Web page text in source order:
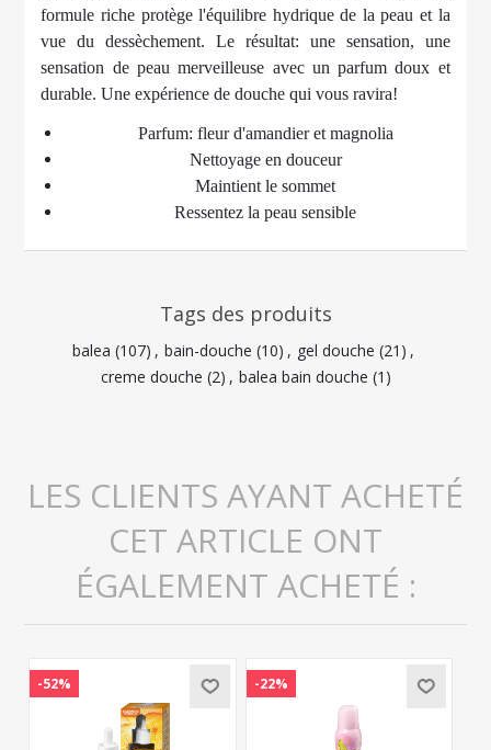
formule riche protège l'équilibre hydrique de la peau et la
vue du dessèchement. Le résultat: une sensation, une
sensation de peau merveilleuse avec un parfum doux et
durable. Une expérience de douche qui vous ravira!
Parfum: fleur d'amandier et magnolia
Nettoyage en douceur
Maintient le sommet
Ressentez la peau sensible
Tags des produits
balea (107) , bain-douche (10) , gel douche (21) ,
creme douche (2) , balea bain douche (1)
LES CLIENTS AYANT ACHETÉ
CET ARTICLE ONT
ÉGALEMENT ACHETÉ :
-52% -22%